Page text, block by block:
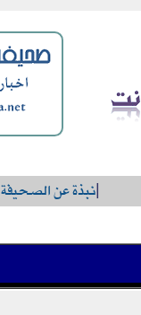
|نبذة عن الصحيفة